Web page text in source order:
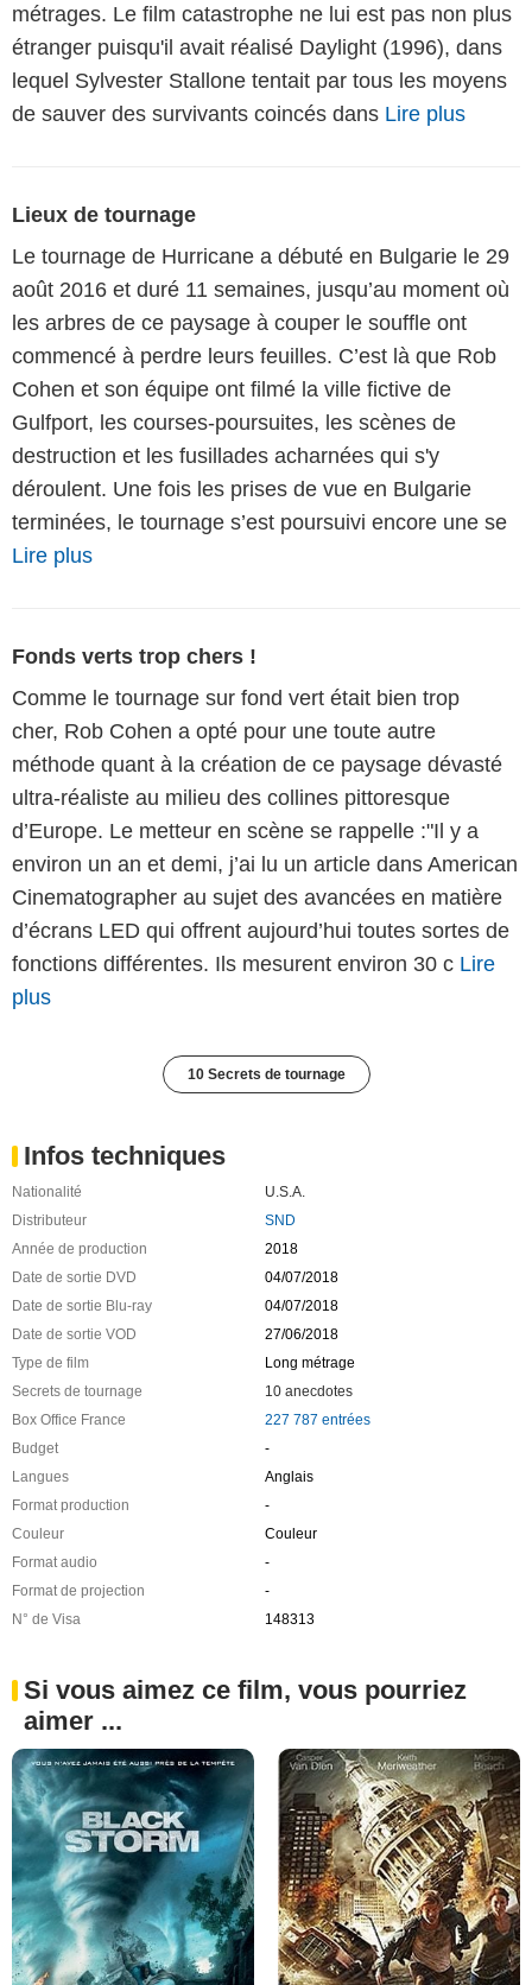
métrages. Le film catastrophe ne lui est pas non plus
étranger puisqu'il avait réalisé Daylight (1996), dans
lequel Sylvester Stallone tentait par tous les moyens
de sauver des survivants coincés dans Lire plus
Lieux de tournage
Le tournage de Hurricane a débuté en Bulgarie le 29
août 2016 et duré 11 semaines, jusqu’au moment où
les arbres de ce paysage à couper le souffle ont
commencé à perdre leurs feuilles. C’est là que Rob
Cohen et son équipe ont filmé la ville fictive de
Gulfport, les courses-poursuites, les scènes de
destruction et les fusillades acharnées qui s'y
déroulent. Une fois les prises de vue en Bulgarie
terminées, le tournage s’est poursuivi encore une se
Lire plus
Fonds verts trop chers !
Comme le tournage sur fond vert était bien trop
cher, Rob Cohen a opté pour une toute autre
méthode quant à la création de ce paysage dévasté
ultra-réaliste au milieu des collines pittoresque
d’Europe. Le metteur en scène se rappelle :"Il y a
environ un an et demi, j’ai lu un article dans American
Cinematographer au sujet des avancées en matière
d’écrans LED qui offrent aujourd’hui toutes sortes de
fonctions différentes. Ils mesurent environ 30 c Lire
plus
10 Secrets de tournage
Infos techniques
Nationalité
U.S.A.
Distributeur
SND
Année de production
2018
Date de sortie DVD
04/07/2018
Date de sortie Blu-ray
04/07/2018
Date de sortie VOD
27/06/2018
Type de film
Long métrage
Secrets de tournage
10 anecdotes
Box Office France
227 787 entrées
Budget
-
Langues
Anglais
Format production
-
Couleur
Couleur
Format audio
-
Format de projection
-
N° de Visa
148313
Si vous aimez ce film, vous pourriez
aimer ...